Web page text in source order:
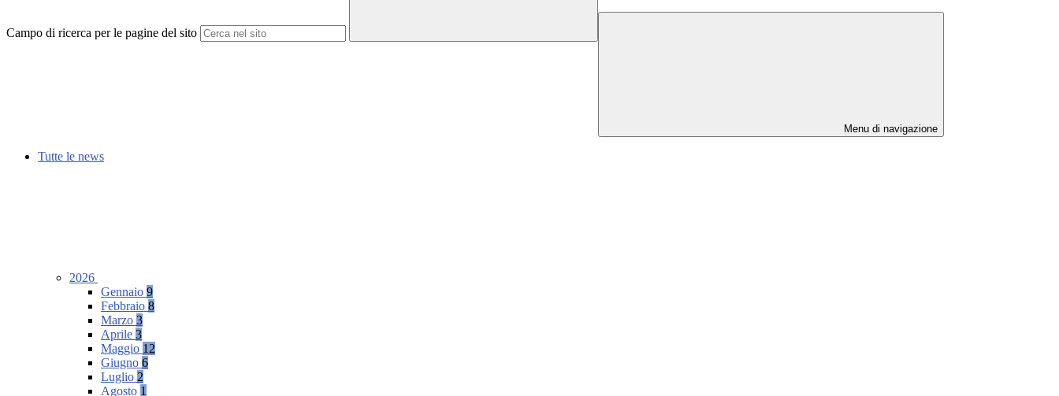
Campo di ricerca per le pagine del sito
Menu di navigazione
Tutte le news
2026
Gennaio 9
Febbraio 8
Marzo 3
Aprile 3
Maggio 12
Giugno 6
Luglio 2
Agosto 1